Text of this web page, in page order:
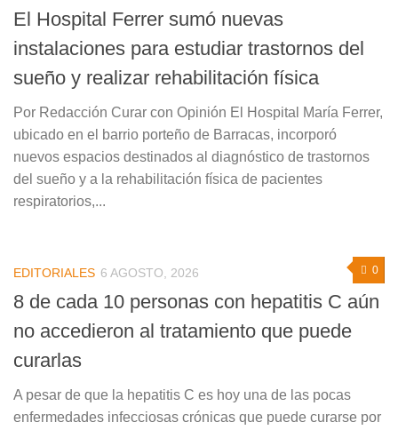
El Hospital Ferrer sumó nuevas
instalaciones para estudiar trastornos del
sueño y realizar rehabilitación física
Por Redacción Curar con Opinión El Hospital María Ferrer,
ubicado en el barrio porteño de Barracas, incorporó
nuevos espacios destinados al diagnóstico de trastornos
del sueño y a la rehabilitación física de pacientes
respiratorios,...
0
EDITORIALES 6 AGOSTO, 2026
8 de cada 10 personas con hepatitis C aún
no accedieron al tratamiento que puede
curarlas
A pesar de que la hepatitis C es hoy una de las pocas
enfermedades infecciosas crónicas que puede curarse por